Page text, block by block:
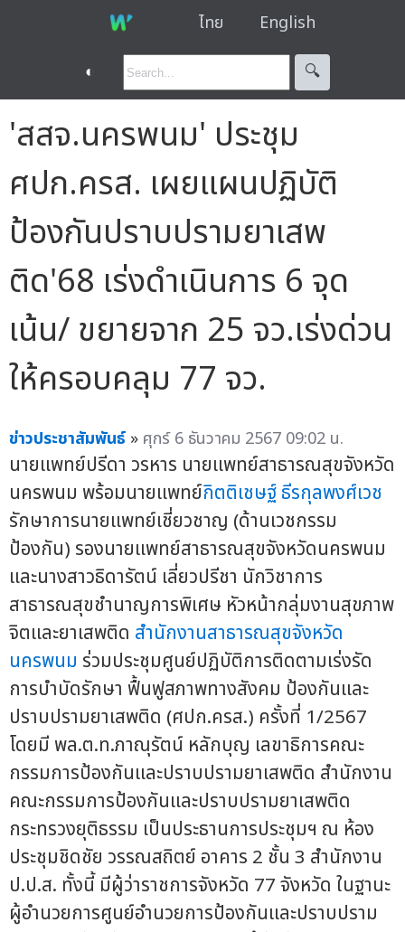
ไทย English
◐ 🔍︎
'สสจ.นครพนม' ประชุม
ศปก.ครส. เผยแผนปฏิบัติ
ป้องกันปราบปรามยาเสพ
ติด'68 เร่งดำเนินการ 6 จุด
เน้น/ ขยายจาก 25 จว.เร่งด่วน
ให้ครอบคลุม 77 จว.
ข่าวประชาสัมพันธ์ » ศุกร์ 6 ธันวาคม 2567 09:02 น.
นายแพทย์ปรีดา วรหาร นายแพทย์สาธารณสุขจังหวัด
นครพนม พร้อมนายแพทย์กิตติเชษฐ์ ธีรกุลพงศ์เวช
รักษาการนายแพทย์เชี่ยวชาญ (ด้านเวชกรรม
ป้องกัน) รองนายแพทย์สาธารณสุขจังหวัดนครพนม
และนางสาวธิดารัตน์ เลี่ยวปรีชา นักวิชาการ
สาธารณสุขชำนาญการพิเศษ หัวหน้ากลุ่มงานสุขภาพ
จิตและยาเสพติด สำนักงานสาธารณสุขจังหวัด
นครพนม ร่วมประชุมศูนย์ปฏิบัติการติดตามเร่งรัด
การบำบัดรักษา ฟื้นฟูสภาพทางสังคม ป้องกันและ
ปราบปรามยาเสพติด (ศปก.ครส.) ครั้งที่ 1/2567
โดยมี พล.ต.ท.ภาณุรัตน์ หลักบุญ เลขาธิการคณะ
กรรมการป้องกันและปราบปรามยาเสพติด สำนักงาน
คณะกรรมการป้องกันและปราบปรามยาเสพติด
กระทรวงยุติธรรม เป็นประธานการประชุมฯ ณ ห้อง
ประชุมชิดชัย วรรณสถิตย์ อาคาร 2 ชั้น 3 สำนักงาน
ป.ป.ส. ทั้งนี้ มีผู้ว่าราชการจังหวัด 77 จังหวัด ในฐานะ
ผู้อำนวยการศูนย์อำนวยการป้องกันและปราบปราม